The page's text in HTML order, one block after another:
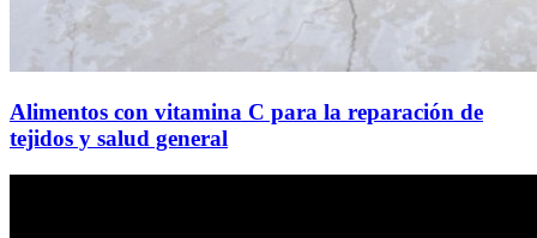
Alimentos con vitamina C para la reparación de
tejidos y salud general